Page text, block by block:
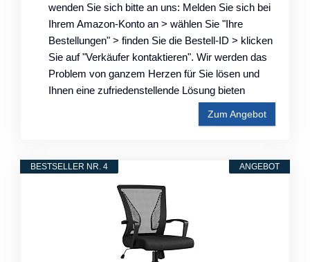
wenden Sie sich bitte an uns: Melden Sie sich bei
Ihrem Amazon-Konto an > wählen Sie "Ihre
Bestellungen" > finden Sie die Bestell-ID > klicken
Sie auf "Verkäufer kontaktieren". Wir werden das
Problem von ganzem Herzen für Sie lösen und
Ihnen eine zufriedenstellende Lösung bieten
Zum Angebot
ANGEBOT
BESTSELLER NR. 4